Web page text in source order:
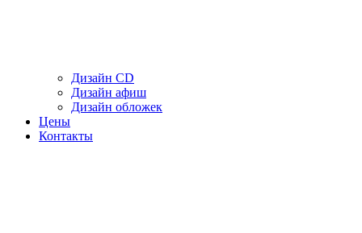
Дизайн CD
Дизайн афиш
Дизайн обложек
Цены
Контакты